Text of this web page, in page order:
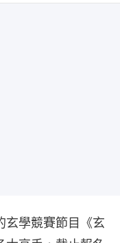
玄學競賽節目《玄